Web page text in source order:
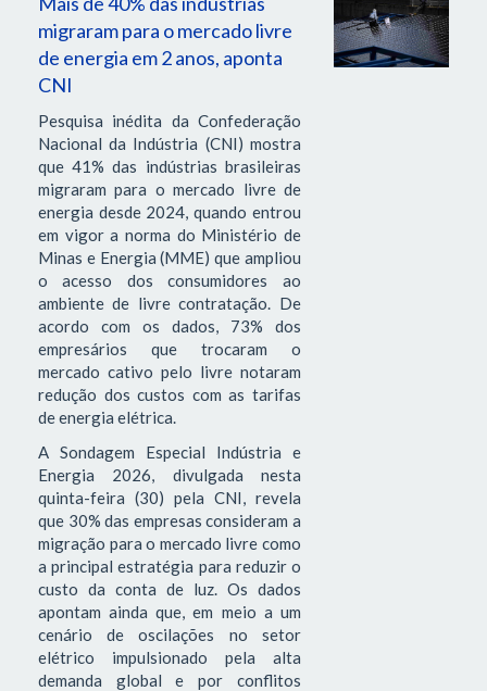
migraram para o mercado livre
de energia em 2 anos, aponta
CNI
Pesquisa inédita da Confederação
Nacional da Indústria (CNI) mostra
que 41% das indústrias brasileiras
migraram para o mercado livre de
energia desde 2024, quando entrou
em vigor a norma do Ministério de
Minas e Energia (MME) que ampliou
o acesso dos consumidores ao
ambiente de livre contratação. De
acordo com os dados, 73% dos
empresários que trocaram o
mercado cativo pelo livre notaram
redução dos custos com as tarifas
de energia elétrica.
A Sondagem Especial Indústria e
Energia 2026, divulgada nesta
quinta-feira (30) pela CNI, revela
que 30% das empresas consideram a
migração para o mercado livre como
a principal estratégia para reduzir o
custo da conta de luz. Os dados
apontam ainda que, em meio a um
cenário de oscilações no setor
elétrico impulsionado pela alta
demanda global e por conflitos